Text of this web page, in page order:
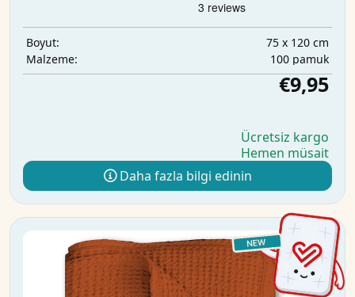
Boyut:
75 x 120 cm
Malzeme:
100 pamuk
€9,95
Ücretsiz kargo
Hemen müsait
Daha fazla bilgi edinin